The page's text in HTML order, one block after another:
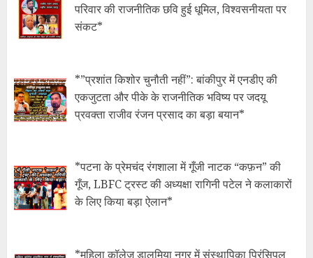
परिवार की राजनीतिक छवि हुई धूमिल, विश्वसनीयता पर
संकट*
*​”प्रशांत किशोर चुनौती नहीं”: बांकीपुर में एनडीए की
एकजुटता और पीके के राजनीतिक भविष्य पर जदयू
प्रवक्ता राजीव रंजन प्रसाद का बड़ा बयान*
*​पटना के प्रेमचंद रंगशाला में गूँजी नाटक “कफ़न” की
गूँज, LBFC ट्रस्ट की अध्यक्षा रागिनी पटेल ने कलाकारों
के लिए किया बड़ा ऐलान*
*महिला कॉलेज डालमिया नगर में संस्थापिका प्रिंसिपल